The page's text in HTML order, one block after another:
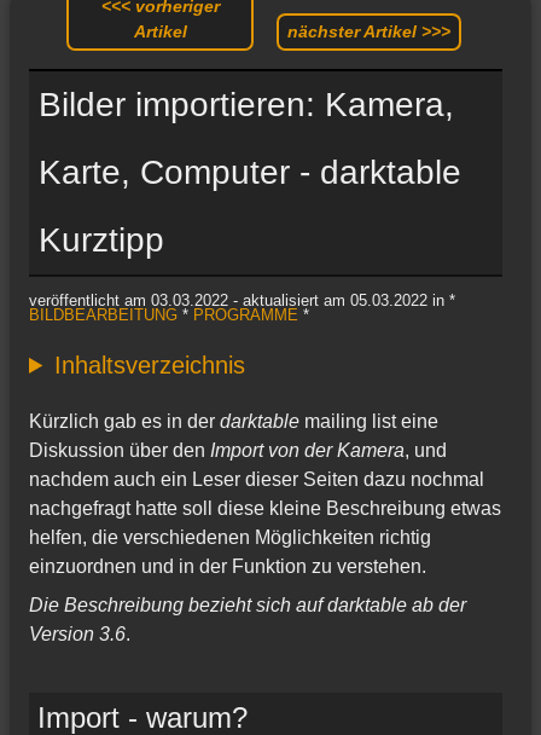
<<< vorheriger
Artikel
nächster Artikel >>>
Bilder importieren: Kamera,
Karte, Computer - darktable
Kurztipp
veröffentlicht am 03.03.2022 - aktualisiert am 05.03.2022 in *
BILDBEARBEITUNG * PROGRAMME *
Inhaltsverzeichnis
Kürzlich gab es in der darktable mailing list eine
Diskussion über den Import von der Kamera, und
nachdem auch ein Leser dieser Seiten dazu nochmal
nachgefragt hatte soll diese kleine Beschreibung etwas
helfen, die verschiedenen Möglichkeiten richtig
einzuordnen und in der Funktion zu verstehen.
Die Beschreibung bezieht sich auf darktable ab der
Version 3.6.
Import - warum?